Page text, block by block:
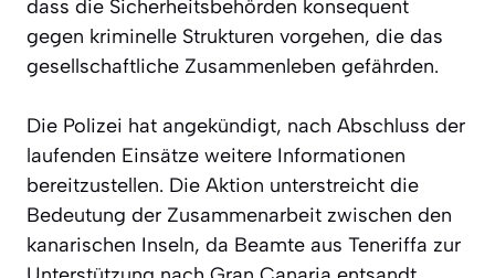
dass die Sicherheitsbehörden konsequent
gegen kriminelle Strukturen vorgehen, die das
gesellschaftliche Zusammenleben gefährden.
Die Polizei hat angekündigt, nach Abschluss der
laufenden Einsätze weitere Informationen
bereitzustellen. Die Aktion unterstreicht die
Bedeutung der Zusammenarbeit zwischen den
kanarischen Inseln, da Beamte aus Teneriffa zur